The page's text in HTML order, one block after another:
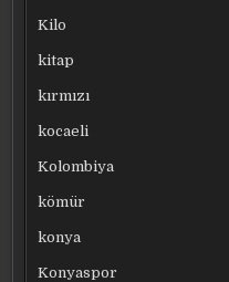
Kilo
kitap
kırmızı
kocaeli
Kolombiya
kömür
konya
Konyaspor